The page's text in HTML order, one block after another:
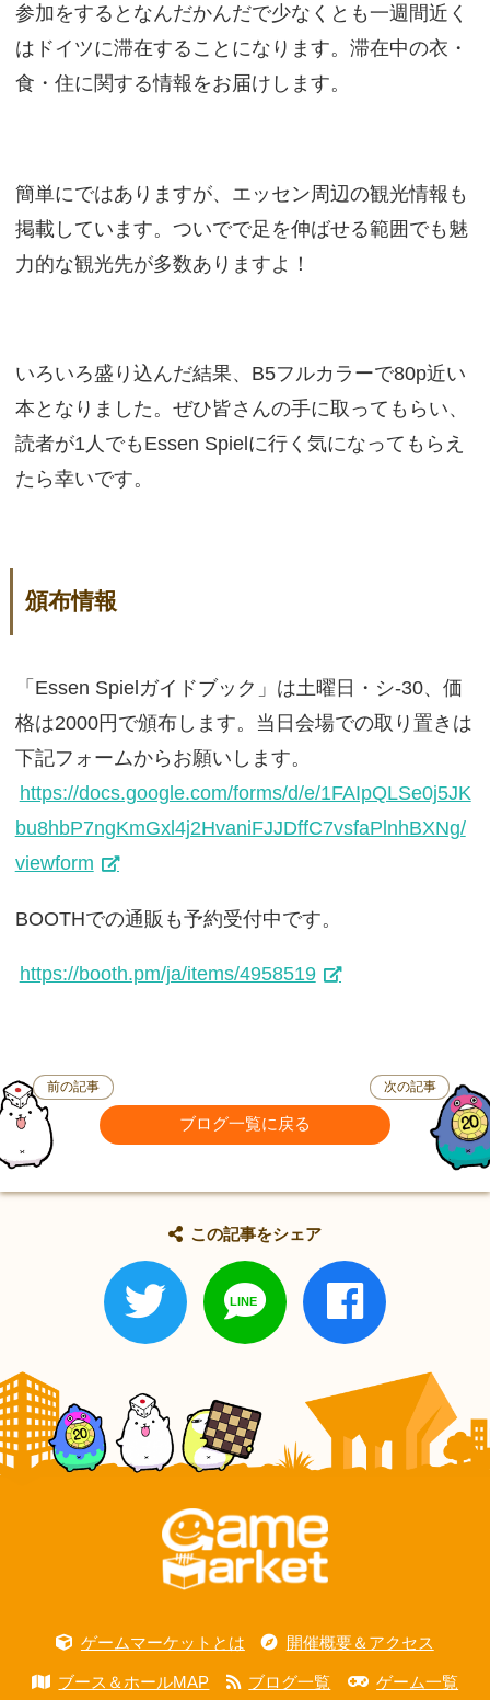
参加をするとなんだかんだで少なくとも一週間近く
はドイツに滞在することになります。滞在中の衣・
食・住に関する情報をお届けします。
簡単にではありますが、エッセン周辺の観光情報も
掲載しています。ついでで足を伸ばせる範囲でも魅
力的な観光先が多数ありますよ！
いろいろ盛り込んだ結果、B5フルカラーで80p近い
本となりました。ぜひ皆さんの手に取ってもらい、
読者が1人でもEssen Spielに行く気になってもらえ
たら幸いです。
頒布情報
「Essen Spielガイドブック」は土曜日・シ-30、価
格は2000円で頒布します。当日会場での取り置きは
下記フォームからお願いします。
https://docs.google.com/forms/d/e/1FAIpQLSe0j5JK
bu8hbP7ngKmGxl4j2HvaniFJJDffC7vsfaPlnhBXNg/
viewform
BOOTHでの通販も予約受付中です。
https://booth.pm/ja/items/4958519
前の記事
ブログ一覧に戻る
次の記事
この記事をシェア
ゲームマーケットとは 開催概要＆アクセス
ブース＆ホールMAP ブログ一覧 ゲーム一覧